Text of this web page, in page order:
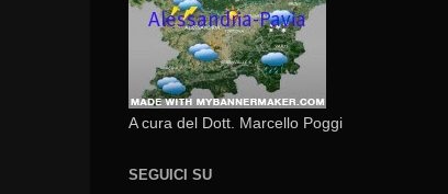
A cura del Dott. Marcello Poggi
SEGUICI SU